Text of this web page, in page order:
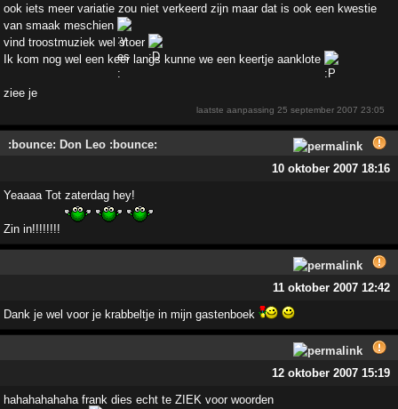
ook iets meer variatie zou niet verkeerd zijn maar dat is ook een kwestie
van smaak meschien
vind troostmuziek wel stoer
Ik kom nog wel een keer langs kunne we een keertje aanklote
ziee je
laatste aanpassing25 september 2007 23:05
:bounce: Don Leo :bounce:
10 oktober 2007 18:16
Yeaaaa Tot zaterdag hey!
Zin in!!!!!!!!
11 oktober 2007 12:42
Dank je wel voor je krabbeltje in mijn gastenboek
12 oktober 2007 15:19
hahahahahaha frank dies echt te ZIEK voor woorden